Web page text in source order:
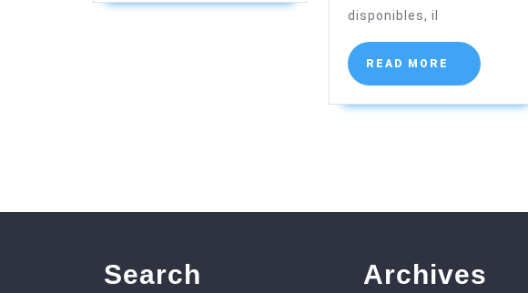
disponibles, il
READ MORE
READ
MORE
Search Archives